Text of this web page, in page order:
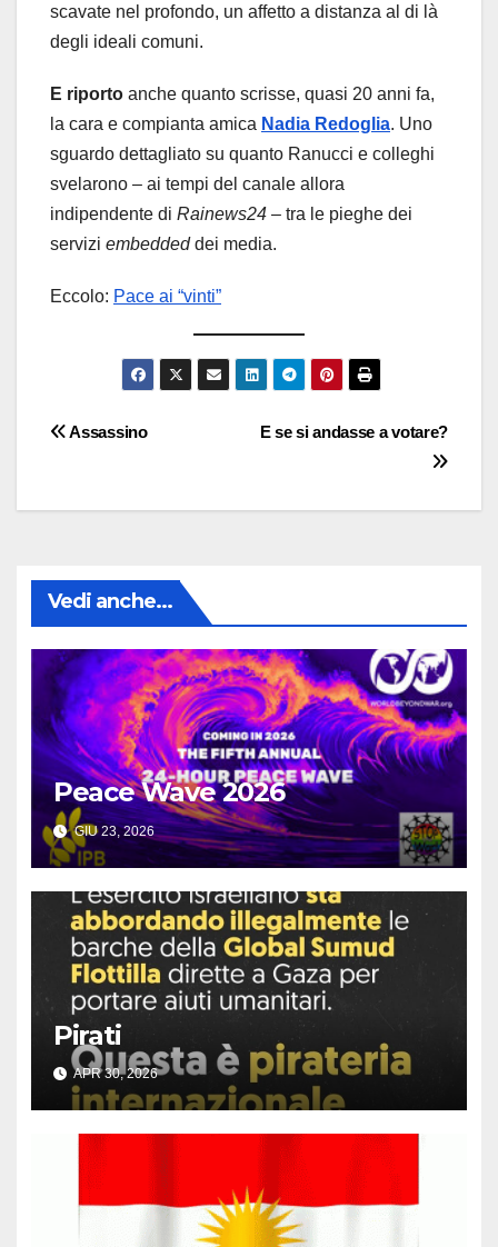
scavate nel profondo, un affetto a distanza al di là
degli ideali comuni.
E riporto anche quanto scrisse, quasi 20 anni fa,
la cara e compianta amica Nadia Redoglia. Uno
sguardo dettagliato su quanto Ranucci e colleghi
svelarono – ai tempi del canale allora
indipendente di Rainews24 – tra le pieghe dei
servizi embeddeddei media.
Eccolo: Pace ai “vinti”
Navigazione
E se si andasse a votare?
Assassino
Vedi anche...
Peace Wave 2026
GIU 23, 2026
Pirati
APR 30, 2026